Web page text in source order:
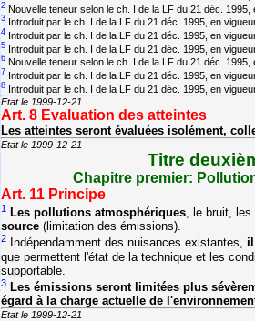
2 Nouvelle teneur selon le ch. I de la LF du 21 déc. 1995,
3 Introduit par le ch. I de la LF du 21 déc. 1995, en
4 Introduit par le ch. I de la LF du 21 déc. 1995, en
5 Introduit par le ch. I de la LF du 21 déc. 1995, en
6 Nouvelle teneur selon le ch. I de la LF du 21 déc. 1995,
7 Introduit par le ch. I de la LF du 21 déc. 1995, en
8 Introduit par le ch. I de la LF du 21 déc. 1995, en
Etat le 1999-12-21
Art. 8 Evaluation des atteintes
Les atteintes seront évaluées isolément,
Etat le 1999-12-21
Titre
Chapitre premier:
Art. 11 Principe
1 Les pollutions atmosphériques, le bruit, les
source (limitation des émissions).
2 Indépendamment des nuisances existantes,
que permettent l'état de la technique et les
supportable.
3 Les émissions seront limitées plus
égard à la charge actuelle de
Etat le 1999-12-21